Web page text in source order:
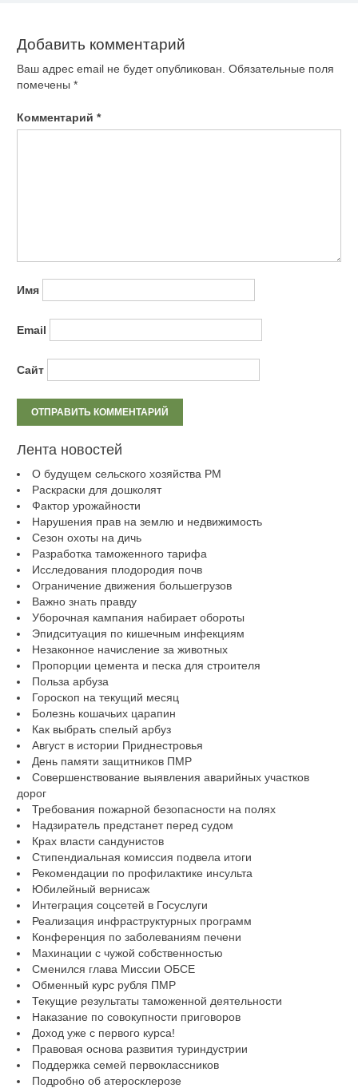
Добавить комментарий
Ваш адрес email не будет опубликован. Обязательные поля
помечены *
Комментарий *
Имя
Email
Сайт
Лента новостей
О будущем сельского хозяйства РМ
Раскраски для дошколят
Фактор урожайности
Нарушения прав на землю и недвижимость
Сезон охоты на дичь
Разработка таможенного тарифа
Исследования плодородия почв
Ограничение движения большегрузов
Важно знать правду
Уборочная кампания набирает обороты
Эпидситуация по кишечным инфекциям
Незаконное начисление за животных
Пропорции цемента и песка для строителя
Польза арбуза
Гороскоп на текущий месяц
Болезнь кошачьих царапин
Как выбрать спелый арбуз
Август в истории Приднестровья
День памяти защитников ПМР
Совершенствование выявления аварийных участков
дорог
Требования пожарной безопасности на полях
Надзиратель предстанет перед судом
Крах власти сандунистов
Стипендиальная комиссия подвела итоги
Рекомендации по профилактике инсульта
Юбилейный вернисаж
Интеграция соцсетей в Госуслуги
Реализация инфраструктурных программ
Конференция по заболеваниям печени
Махинации с чужой собственностью
Сменился глава Миссии ОБСЕ
Обменный курс рубля ПМР
Текущие результаты таможенной деятельности
Наказание по совокупности приговоров
Доход уже с первого курса!
Правовая основа развития туриндустрии
Поддержка семей первоклассников
Подробно об атеросклерозе